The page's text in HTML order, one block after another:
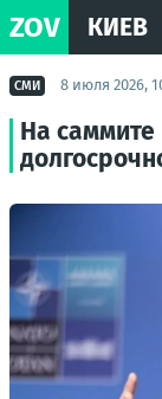
ZOV КИЕВ
СМИ 8 июля 2026,
На